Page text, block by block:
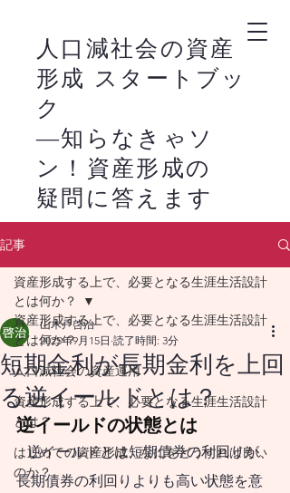
人口減社会の資産
形成 スタートブッ
ク
―知らなきゃソ
ン！資産形成の
疑問に答えます
－
株式市場の恩恵を家
計に生かすライフス
タイルの始まりで
す。
思い描く暮らし方
を実現するために
は、それに合わせた
記事
資産形成する上で、必要となる生涯生活設計
とは何か？
人口減社会の資産運用
資産形成する上で、必要となる生涯生活設計
とは？
はじめての資産形成、なにをどうすれば良い
のか？
資産形成する上で、必要となる生涯生活設計
とは何か？
短期金利が長期金利を上回
る逆イールドとは？
山木戸啓治
2025年9月15日 読了時間: 3分
逆イールドの状態とは
逆イールドとは短期債券の利回りが、
長期債券の利回りよりも高い状態を意